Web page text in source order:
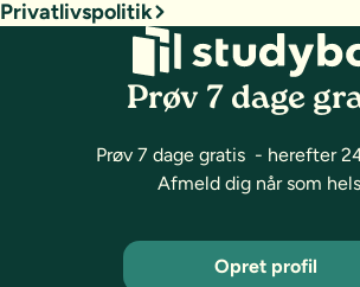
Privatlivspolitik
Prøv 7 dage
Prøv 7 dage gratis - herefter
Afmeld dig når som
Opret profil